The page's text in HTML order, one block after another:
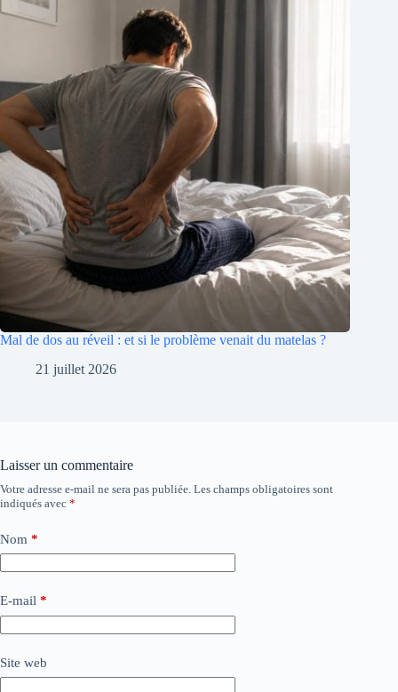
Mal de dos au réveil : et si le problème venait du matelas ?
21 juillet 2026
Laisser un commentaire
Votre adresse e-mail ne sera pas publiée. Les champs obligatoires sont
indiqués avec *
Nom *
E-mail *
Site web